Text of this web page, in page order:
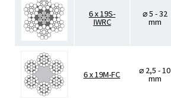
6 x 19S-
IWRC
⌀ 5 - 32
mm
6 x 19M-FC ⌀ 2,5 - 10
mm